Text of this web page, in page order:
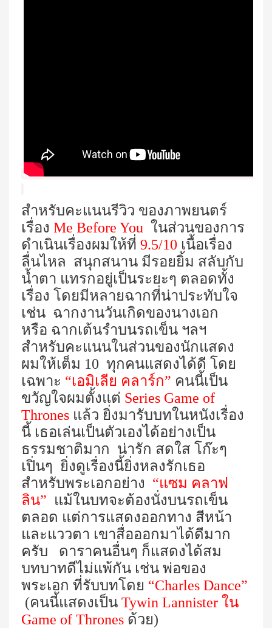
สำหรับคะแนนรีวิว ของภาพยนตร์
เรื่อง Me Before You ในส่วนของการ
ดำเนินเรื่องผมให้ที่ 9.5/10 เนื้อเรื่อง
ลื่นไหล สนุกสนาน มีรอยยิ้ม สลับกับ
น้ำตา แทรกอยู่เป็นระยะๆ ตลอดทั้ง
เรื่อง โดยมีหลายฉากที่น่าประทับใจ
เช่น ฉากงานวันเกิดของนางเอก
หรือ ฉากเต้นรำบนรถเข็น ฯลฯ
สำหรับคะแนนในส่วนของนักแสดง
ผมให้เต็ม 10 ทุกคนแสดงได้ดี โดย
เฉพาะ “เอมิเลีย คลาร์ก” คนนี้เป็น
ขวัญใจผมตั้งแต่ Series Game of
Thrones แล้ว ยิ่งมารับบทในหนังเรื่อง
นี้ เธอเล่นเป็นตัวเองได้อย่างเป็น
ธรรมชาติมาก น่ารัก สดใส โก๊ะๆ
เปิ่นๆ ยิ่งดูเรื่องนี้ยิ่งหลงรักเธอ
สำหรับพระเอกอย่าง “แซม คลาฟ
ลิน” แม้ในบทจะต้องนั่งบนรถเข็น
ตลอด แต่การแสดงออกทาง สีหน้า
และแววตา เขาสื่อออกมาได้ดีมาก
ครับ ดาราคนอื่นๆ ก็แสดงได้สม
บทบาทดีไม่แพ้กัน เช่น พ่อของ
พระเอก ที่รับบทโดย “Charles Dance”
(คนนี้แสดงเป็น Tywin Lannister ใน
Game of Thrones ด้วย)